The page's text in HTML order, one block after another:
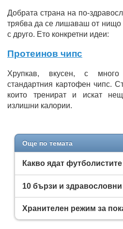
Добрата страна на по-
трябва да се лишаваш от
с друго. Ето конкретни идеи:
Протеинов чипс
Хрупкав, вкусен, с
стандартния картофен чипс.
които тренират и искат
излишни калории.
Още по темата